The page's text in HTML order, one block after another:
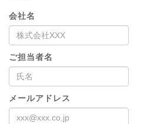
会社名
ご担当者名
メールアドレス